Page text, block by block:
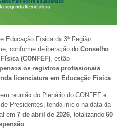
Educação Física da 3ª Região
conforme deliberação doConselho
(CONFEF) , estão
os registros profissionais
licenciatura em Educação Física
reunião do Plenário do CONFEF e
Presidentes, tendo início na data da
em7 de abril de 2026 , totalizando60